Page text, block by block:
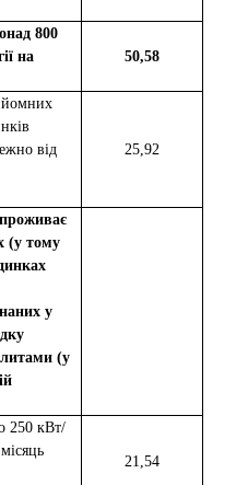
800
на
50,58
від
25,92
(у тому
у
(у
250 кВт/
21,54